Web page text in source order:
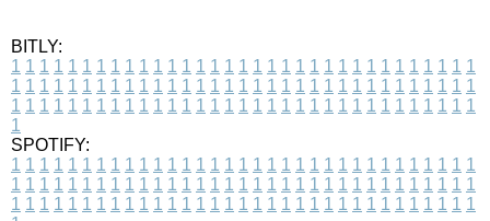
BITLY:
1 1 1 1 1 1 1 1 1 1 1 1 1 1 1 1 1 1 1 1 1 1 1 1 1 1 1 1 1 1 1 1 1
1 1 1 1 1 1 1 1 1 1 1 1 1 1 1 1 1 1 1 1 1 1 1 1 1 1 1 1 1 1 1 1 1
1 1 1 1 1 1 1 1 1 1 1 1 1 1 1 1 1 1 1 1 1 1 1 1 1 1 1 1 1 1 1 1 1
1
SPOTIFY:
1 1 1 1 1 1 1 1 1 1 1 1 1 1 1 1 1 1 1 1 1 1 1 1 1 1 1 1 1 1 1 1 1
1 1 1 1 1 1 1 1 1 1 1 1 1 1 1 1 1 1 1 1 1 1 1 1 1 1 1 1 1 1 1 1 1
1 1 1 1 1 1 1 1 1 1 1 1 1 1 1 1 1 1 1 1 1 1 1 1 1 1 1 1 1 1 1 1 1